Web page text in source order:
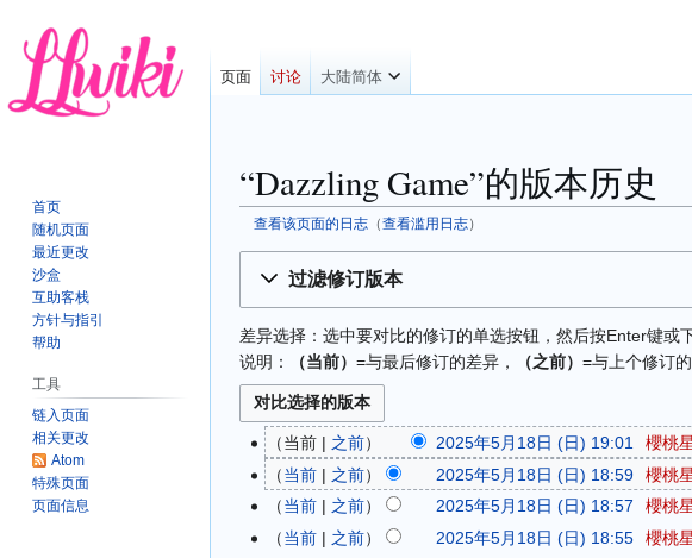
“Dazzling Game”的版本历史
查看该页面的日志​（查看滥用日志）
导
航
搜
索
过滤修订版本
差异选择：选中要对比的修订的单选按钮，然后按Enter键或
说明：
（当前） =与最后修订的差异， （之前） =与上个修订的
当前 之前 2025年5月18日 (日) 19:01 櫻桃
当前
之前 2025年5月18日 (日) 18:59 櫻桃
当前
之前 2025年5月18日 (日) 18:57 櫻桃
当前
之前 2025年5月18日 (日) 18:55 櫻桃
页面 讨论 大陆简体
首页
随机页面
最近更改
沙盒
互助客栈
方针与指引
帮助
工具
链入页面
相关更改
Atom
特殊页面
页面信息